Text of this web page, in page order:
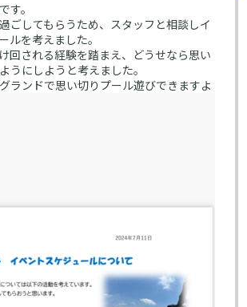
す。
ごしてもらうため、スタッフと相談しイ
ルを考えました。
回される経験を踏まえ、どうせなら思い
うにしようと考えました。
ランドで思い切りプール遊びできますよ